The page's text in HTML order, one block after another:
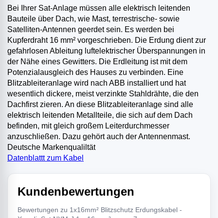
Bei Ihrer Sat-Anlage müssen alle elektrisch leitenden
Bauteile über Dach, wie Mast, terrestrische- sowie
Satelliten-Antennen geerdet sein. Es werden bei
Kupferdraht 16 mm² vorgeschrieben. Die Erdung dient zur
gefahrlosen Ableitung luftelektrischer Überspannungen in
der Nähe eines Gewitters. Die Erdleitung ist mit dem
Potenzialausgleich des Hauses zu verbinden. Eine
Blitzableiteranlage wird nach ABB installiert und hat
wesentlich dickere, meist verzinkte Stahldrähte, die den
Dachfirst zieren. An diese Blitzableiteranlage sind alle
elektrisch leitenden Metallteile, die sich auf dem Dach
befinden, mit gleich großem Leiterdurchmesser
anzuschließen. Dazu gehört auch der Antennenmast.
Deutsche Markenqualiltät
Datenblattt zum Kabel
Kundenbewertungen
Bewertungen zu 1x16mm² Blitzschutz Erdungskabel -